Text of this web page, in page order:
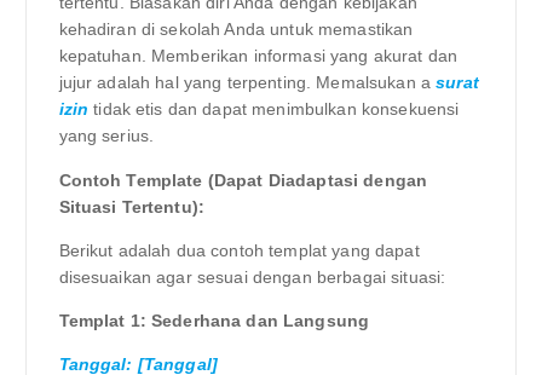
kehadiran di sekolah Anda untuk memastikan
kepatuhan. Memberikan informasi yang akurat dan
jujur ​​adalah hal yang terpenting. Memalsukan asurat
izin tidak etis dan dapat menimbulkan konsekuensi
yang serius.
Contoh Template (Dapat Diadaptasi dengan
Situasi Tertentu):
Berikut adalah dua contoh templat yang dapat
disesuaikan agar sesuai dengan berbagai situasi:
Templat 1: Sederhana dan Langsung
Tanggal: [Tanggal]